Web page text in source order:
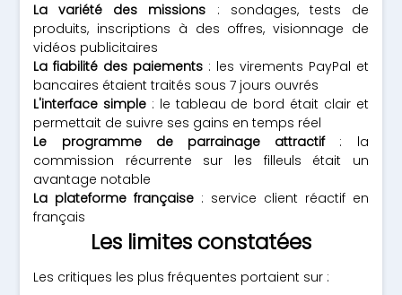
La variété des missions : sondages, tests de
produits, inscriptions à des offres, visionnage de
vidéos publicitaires
La fiabilité des paiements : les virements PayPal et
bancaires étaient traités sous 7 jours ouvrés
L'interface simple : le tableau de bord était clair et
permettait de suivre ses gains en temps réel
Le programme de parrainage attractif: la
commission récurrente sur les filleuls était un
avantage notable
La plateforme française : service client réactif en
français
Les limites constatées
Les critiques les plus fréquentes portaient sur :